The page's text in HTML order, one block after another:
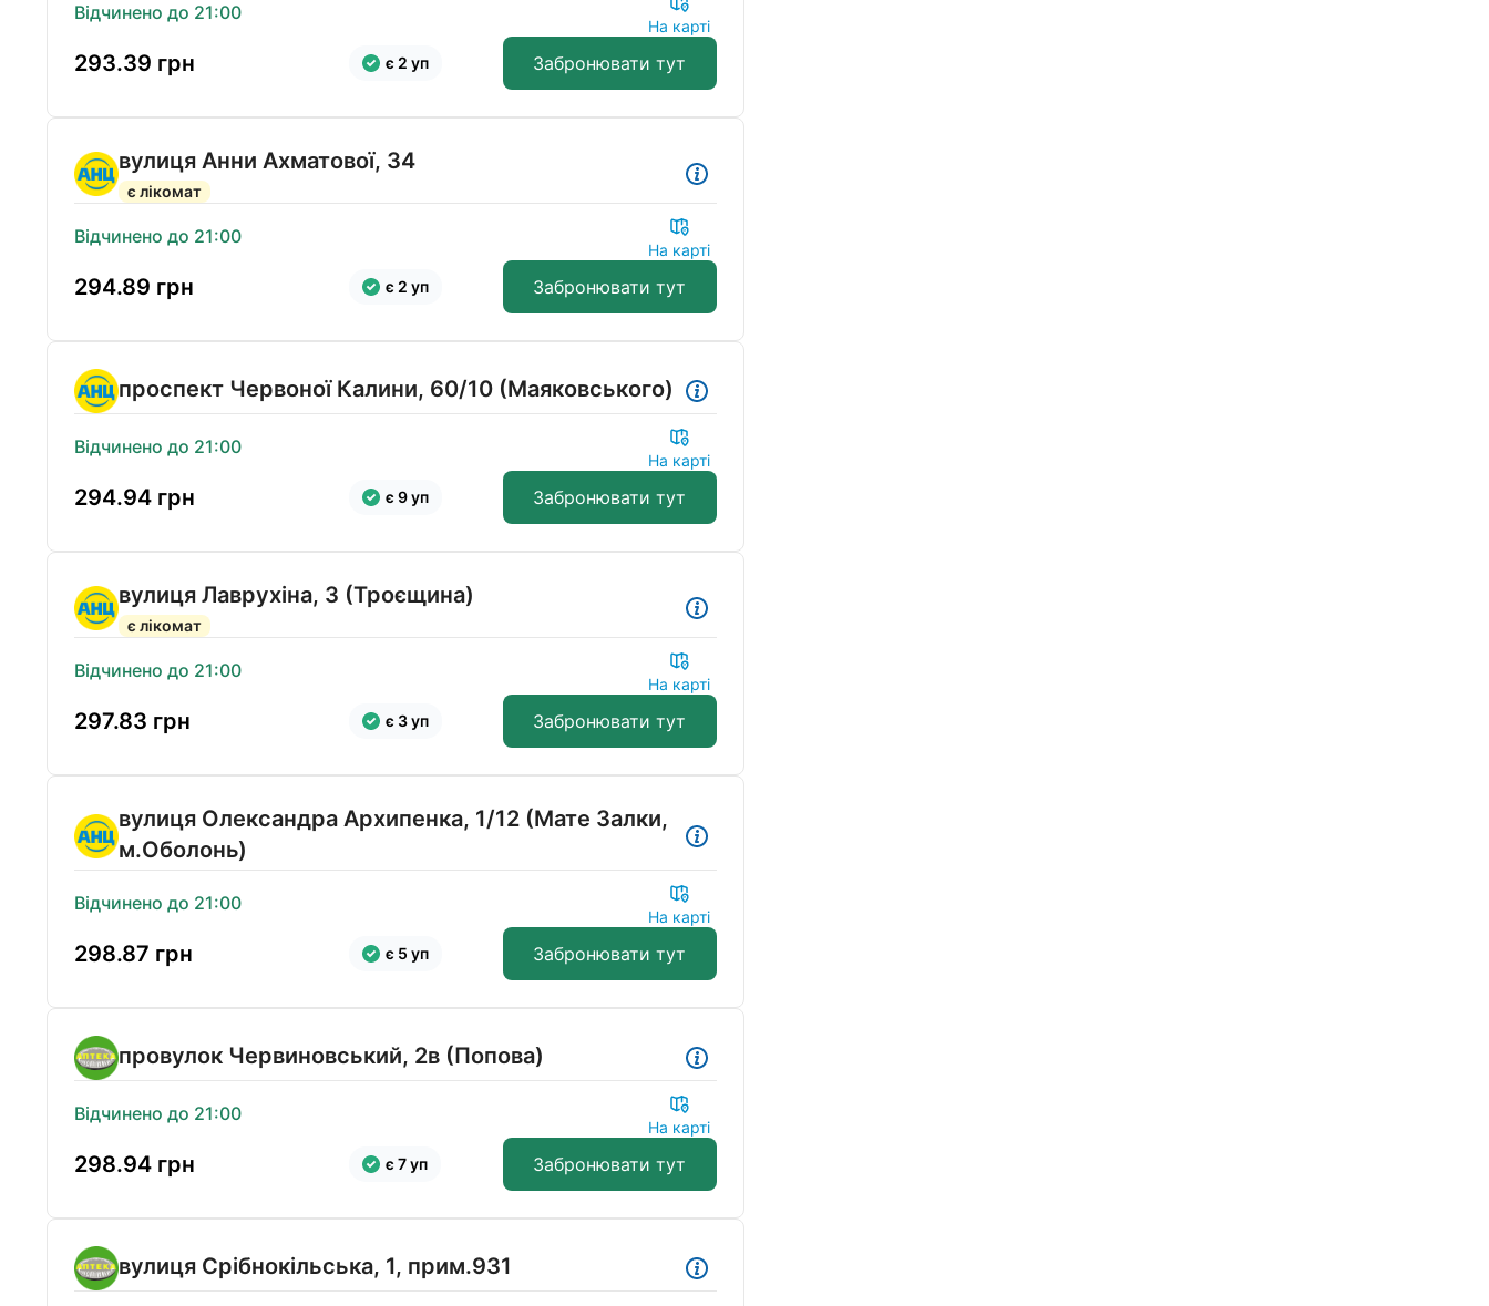
Відчинено до 21:00
На карті
293.39 грн є 2 уп Забронювати тут
вулиця Анни Ахматової, 34
є лікомат
Відчинено до 21:00
На карті
294.89 грн є 2 уп Забронювати тут
проспект Червоної Калини, 60/10 (Маяковського)
Відчинено до 21:00
На карті
294.94 грн є 9 уп Забронювати тут
вулиця Лаврухіна, 3 (Троєщина)
є лікомат
Відчинено до 21:00
На карті
297.83 грн є 3 уп Забронювати тут
вулиця Олександра Архипенка, 1/12 (Мате Залки,
м.Оболонь)
Відчинено до 21:00
На карті
298.87 грн є 5 уп Забронювати тут
провулок Червиновський, 2в (Попова)
Відчинено до 21:00
На карті
298.94 грн є 7 уп Забронювати тут
вулиця Срібнокільська, 1, прим.931